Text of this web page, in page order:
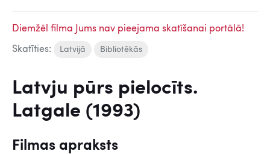
Diemžēl filma Jums nav pieejama skatīšanai portālā!
Skatīties: Latvijā Bibliotēkās
Latvju pūrs pielocīts.
Latgale (1993)
Filmas apraksts